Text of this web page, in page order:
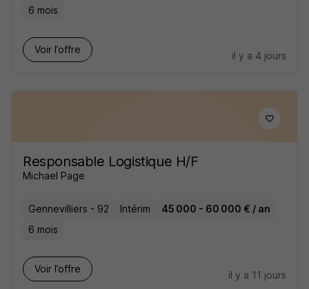
6 mois
Voir l’offre
il y a 4 jours
Responsable Logistique H/F
Michael Page
Gennevilliers - 92 Intérim
45 000 - 60 000 € / an
6 mois
Voir l’offre
il y a 11 jours